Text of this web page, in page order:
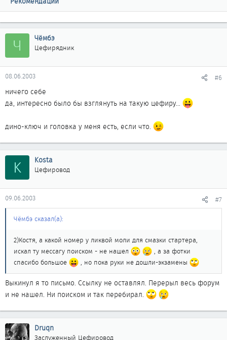
Ч Чёмбэ
Цефирядник
08.06.2003 #6
ничего себе
да, интересно было бы взглянуть на такую цефиру...
дино-ключ и головка у меня есть, если что.
K Kosta
Цефировод
09.06.2003 #7
Чёмбэ сказал(а):
2)Костя, а какой номер у ликвой моли для смазки стартера,
искал ту мессагу поиском - не нашел
, а за фотки
спасибо большое
, но пока руки не дошли-экзамены
Выкинул я то письмо. Ссылку не оставлял. Перерыл весь форум
и не нашел. Ни поиском и так перебирал.
Druqn
Заслуженный Цефировод